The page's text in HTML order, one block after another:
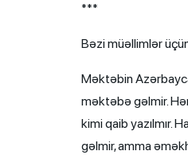
***
Bəzi müəllimlər
Məktəbin
məktəbə gəlmir. Hər
kimi qaib yazılmır.
gəlmir, amma